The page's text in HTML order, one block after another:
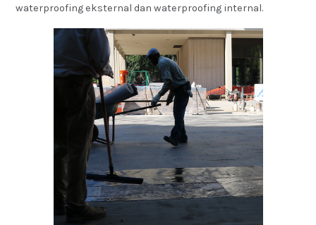
waterproofing eksternal dan waterproofing internal.